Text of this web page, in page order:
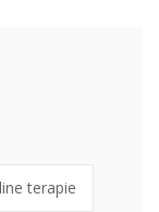
terapie